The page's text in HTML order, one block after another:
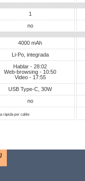
1
no
4000 mAh
Li-Po, integrada
Hablar - 28:02
Web-browsing - 10:50
Video - 17:55
USB Type-C, 30W
no
rápida por cable